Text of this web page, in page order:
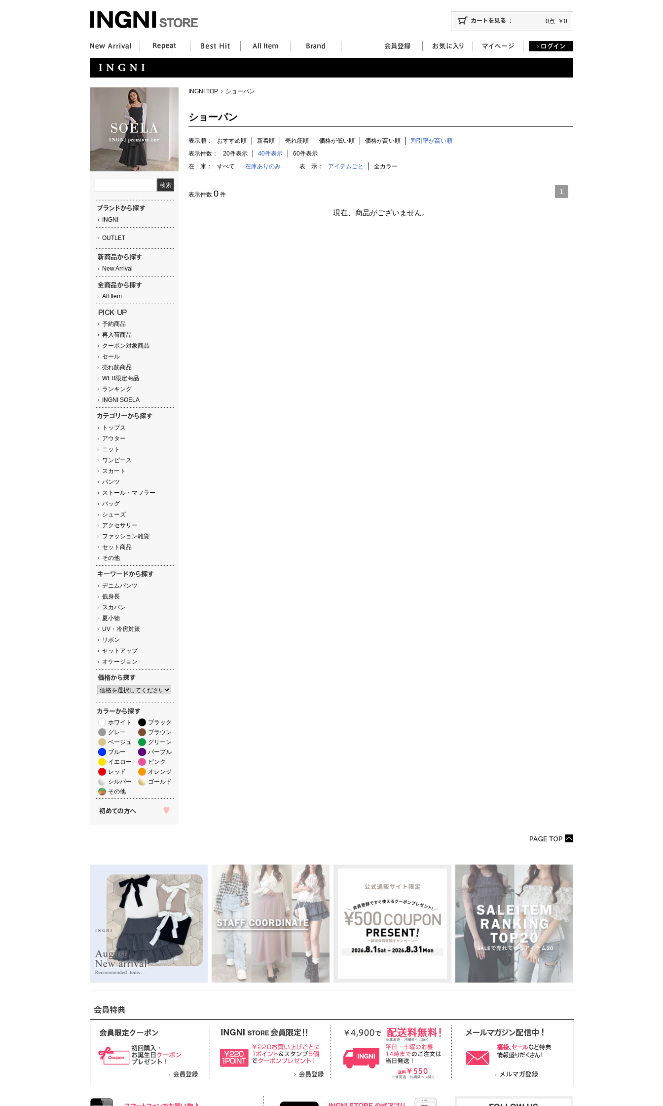
0点 ￥0
INGNI
OUTLET
New Arrival
All Item
予約商品
再入荷商品
クーポン対象商品
セール
売れ筋商品
WEB限定商品
ランキング
INGNI SOELA
トップス
アウター
ニット
ワンピース
スカート
パンツ
ストール・マフラー
バッグ
シューズ
アクセサリー
ファッション雑貨
セット商品
その他
デニムパンツ
低身長
スカパン
夏小物
UV・冷房対策
リボン
セットアップ
オケージョン
ホワイト
ブラック
グレー
ブラウン
ベージュ
グリーン
ブルー
パープル
イエロー
ピンク
レッド
オレンジ
シルバー
ゴールド
その他
INGNI TOP ショーパン
ショーパン
表示順： おすすめ順 新着順 売れ筋順 価格が低い順 価格が高い順
割引率が高い順
表示件数：
20件表示 40件表示
60件表示
在 庫：
すべて 在庫ありのみ 表 示： アイテムごと 全カラー
表示件数 0 件 1
現在、商品がございません。